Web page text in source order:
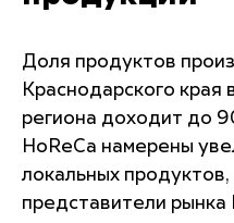
Доля продуктов
Краснодарского края
региона доходит до
HoReCa намерены
локальных
представители